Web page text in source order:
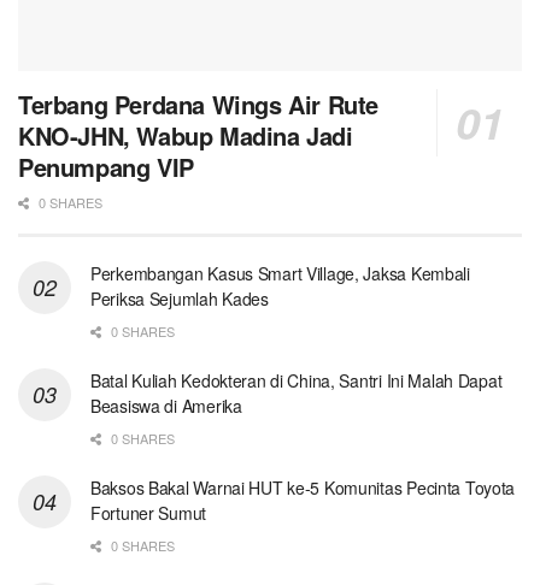
Terbang Perdana Wings Air Rute
KNO-JHN, Wabup Madina Jadi
Penumpang VIP
0 SHARES
Perkembangan Kasus Smart Village, Jaksa Kembali
Periksa Sejumlah Kades
0 SHARES
Batal Kuliah Kedokteran di China, Santri Ini Malah Dapat
Beasiswa di Amerika
0 SHARES
Baksos Bakal Warnai HUT ke-5 Komunitas Pecinta Toyota
Fortuner Sumut
0 SHARES